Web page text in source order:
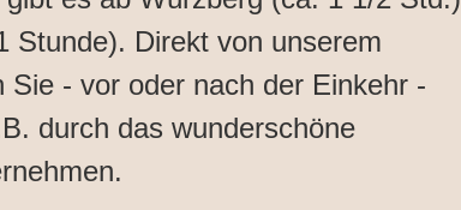
Stunde). Direkt von unserem
Sie - vor oder nach der Einkehr -
durch das wunderschöne